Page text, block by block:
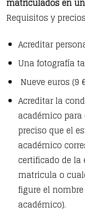
matriculados en
Requisitos y
Acreditar
Una fotografía
Nueve euros (9
Acreditar la
académico
preciso que el
académico
certificado de la
matricula o
figure el
académico).